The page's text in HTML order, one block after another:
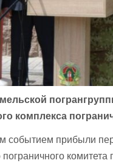
комплекса
событием прибыли